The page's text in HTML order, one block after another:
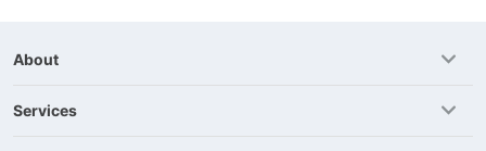
About
Services